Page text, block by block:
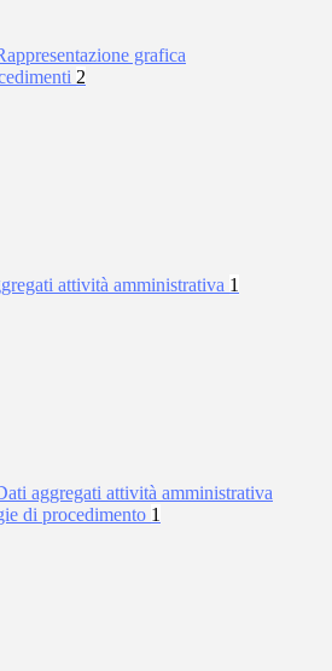
grafica
2
attività amministrativa 1
aggregati attività amministrativa
di procedimento 1